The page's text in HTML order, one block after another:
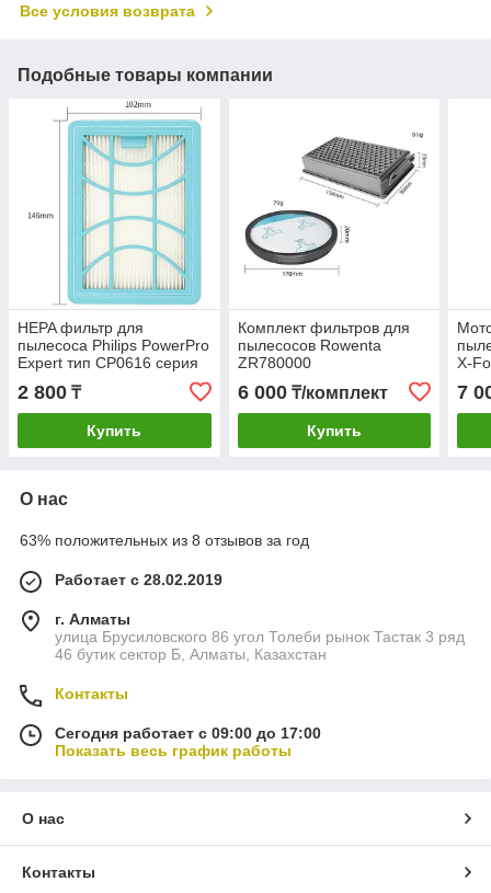
Все условия возврата
Подобные товары компании
HEPA фильтр для
пылесоса Philips PowerPro
Expert тип CP0616 серия
FC9728, FC9730, FC9731,
FC9732, FC9733, FC9734,
FC9735
2 800 ₸
Купить
Комплект фильтров для
пылесосов Rowenta
ZR780000
6 000₸/комплект
Купить
X-
7
О нас
63% положительных из 8 отзывов за год
Работает с 28.02.2019
г. Алматы
улица Брусиловского 86 угол Толеби рынок Тастак 3 ряд
46 бутик сектор Б, Алматы, Казахстан
Контакты
Сегодня работает с 09:00 до 17:00
Показать весь график работы
О нас
Контакты